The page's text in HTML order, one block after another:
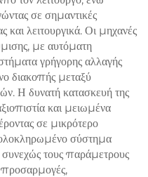
σε σημαντικές
και λειτουργικά. Οι μηχανές
με αυτόματη
γρήγορης αλλαγής
διακοπής μεταξύ
Η δυνατή κατασκευή της
και μειωμένα
σε μικρότερο
σύστημα
τους παράμετρους
προσαρμογές,